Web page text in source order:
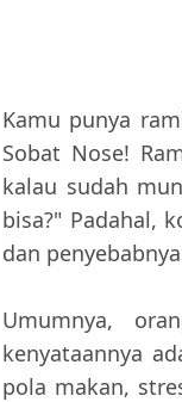
Kamu punya
Sobat Nose!
kalau sudah
bisa?" Padahal,
dan
Umumnya,
kenyataannya
pola makan,